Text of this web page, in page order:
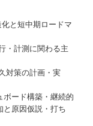
と短中期ロードマ
・計測に関わる主
対策の計画・実
ボード構築・継続的
と原因仮説・打ち